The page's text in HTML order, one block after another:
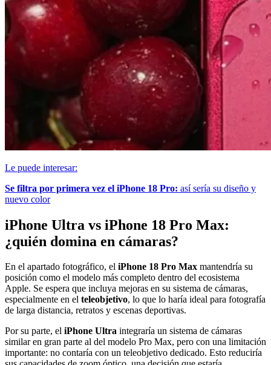
Le puede interesar:
Se filtra por primera vez el iPhone 18 Pro: así sería su diseño y
nuevo color
iPhone Ultra vs iPhone 18 Pro Max:
¿quién domina en cámaras?
En el apartado fotográfico, el iPhone 18 Pro Max mantendría su
posición como el modelo más completo dentro del ecosistema
Apple. Se espera que incluya mejoras en su sistema de cámaras,
especialmente en el teleobjetivo, lo que lo haría ideal para fotografía
de larga distancia, retratos y escenas deportivas.
Por su parte, el iPhone Ultra integraría un sistema de cámaras
similar en gran parte al del modelo Pro Max, pero con una limitación
importante: no contaría con un teleobjetivo dedicado. Esto reduciría